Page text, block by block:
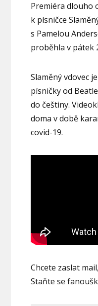
Premiéra dlouho
k písničce
s Pamelou
proběhla v pátek
Slaměný vdovec
písničky od
do češtiny.
doma v době
covid-19.
Chcete zaslat
Staňte se